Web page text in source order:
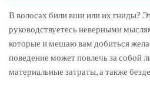
В волосах били вши или их гниды?
руководствуетесь неверными
которые и мешаю вам добиться
поведение может повлечь за собой
материальные затраты, а также